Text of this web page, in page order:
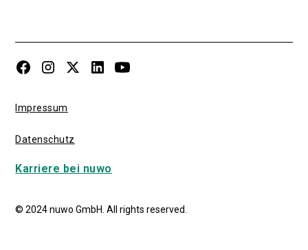
© 2024 nuwo GmbH. All rights reserved.
Impressum
Datenschutz
Karriere bei nuwo